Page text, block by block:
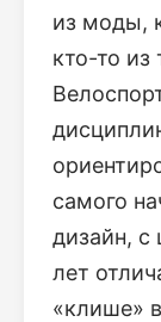
из моды,
кто-то
самого
дизайн, с
лет
«клише»